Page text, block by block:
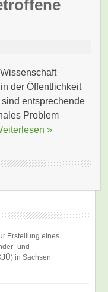
der Öffentlichkeit
entsprechende
Problem
»
Erstellung eines
und
in Sachsen